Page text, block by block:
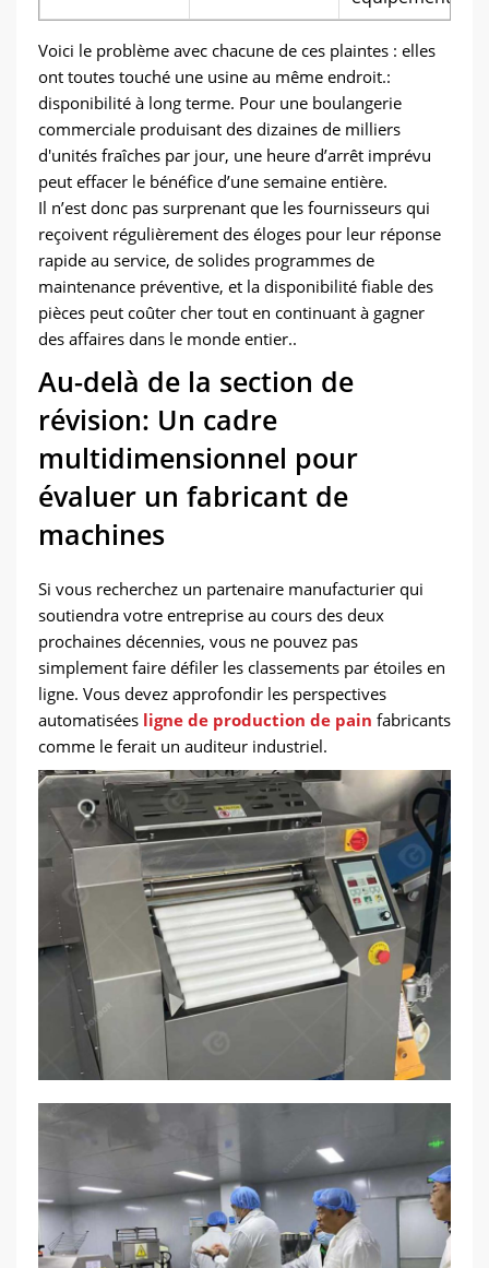
Voici le problème avec chacune de ces plaintes : elles
ont toutes touché une usine au même endroit.:
disponibilité à long terme. Pour une boulangerie
commerciale produisant des dizaines de milliers
d'unités fraîches par jour, une heure d’arrêt imprévu
peut effacer le bénéfice d’une semaine entière.
Il n’est donc pas surprenant que les fournisseurs qui
reçoivent régulièrement des éloges pour leur réponse
rapide au service, de solides programmes de
maintenance préventive, et la disponibilité fiable des
pièces peut coûter cher tout en continuant à gagner
des affaires dans le monde entier..
Au-delà de la section de
révision: Un cadre
multidimensionnel pour
évaluer un fabricant de
machines
Si vous recherchez un partenaire manufacturier qui
soutiendra votre entreprise au cours des deux
prochaines décennies, vous ne pouvez pas
simplement faire défiler les classements par étoiles en
ligne. Vous devez approfondir les perspectives
automatisées ligne de production de pain fabricants
comme le ferait un auditeur industriel.